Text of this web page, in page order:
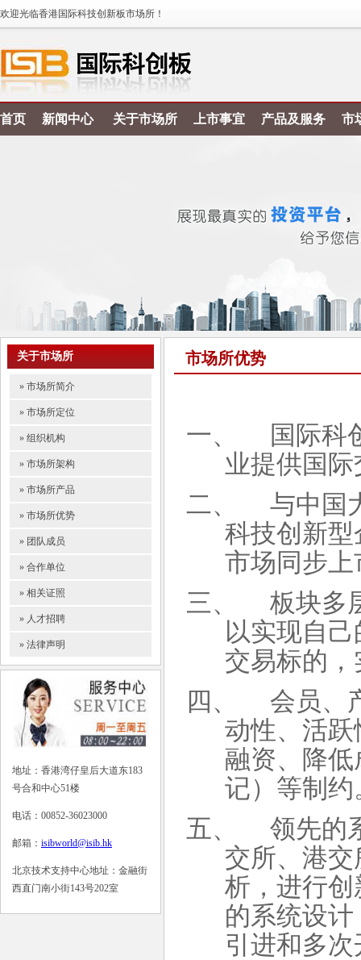
欢迎光临香港国际科技创新板市场所！
首页 新闻中心 关于市场所 上市事宜 产品及服务 市
关于市场所
» 市场所简介
» 市场所定位
» 组织机构
» 市场所架构
» 市场所产品
» 市场所优势
» 团队成员
» 合作单位
» 相关证照
» 人才招聘
» 法律声明
地址：香港湾仔皇后大道东183
号合和中心51楼
电话：00852-36023000
邮箱： isibworld@isib.hk
北京技术支持中心地址：金融街
西直门南小街143号202室
市场所优势
一、
国际科
业提供国
二、
与中国
科技创新
市场同步
三、
板块多
以实现自
交易标的
四、
会员、
动性、活
融资、降
记）等制约
五、
领先的
交所、港
析，进行
的系统设
引进和多